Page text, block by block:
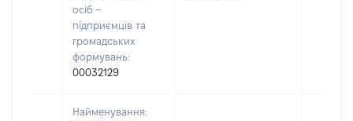
осіб –
підприємців та
громадських
формувань:
00032129
Найменування: